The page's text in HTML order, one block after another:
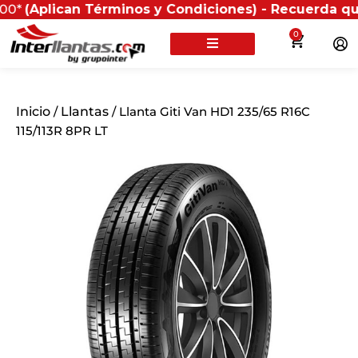
Términos y Condiciones) - Recuerda que si
0
Inicio / Llantas / Llanta Giti Van HD1 235/65 R16C
115/113R 8PR LT